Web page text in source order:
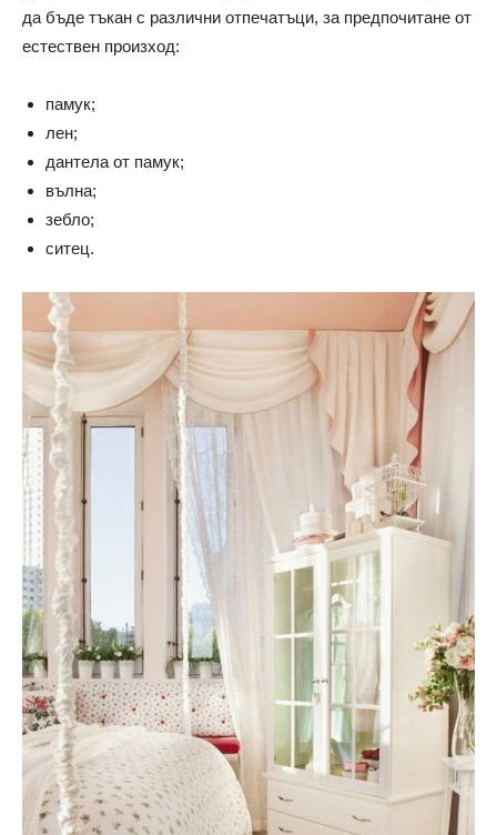
да бъде тъкан с различни отпечатъци, за предпочитане от
естествен произход:
памук;
лен;
дантела от памук;
вълна;
зебло;
ситец.